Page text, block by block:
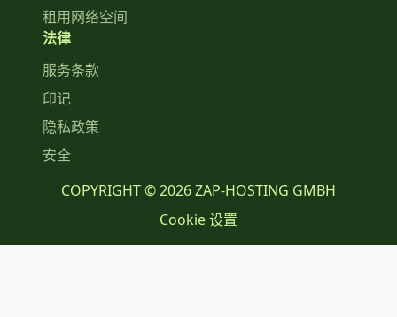
租用网络空间
法律
服务条款
印记
隐私政策
安全
COPYRIGHT © 2026 ZAP-HOSTING GMBH
Cookie 设置